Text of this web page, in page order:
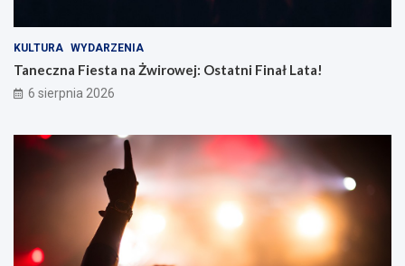
KULTURA WYDARZENIA
Taneczna Fiesta na Żwirowej: Ostatni Finał Lata!
6 sierpnia 2026